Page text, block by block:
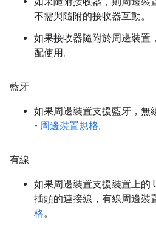
不需與隨附的接收器互動。
如果接收器隨附於周邊裝置
配使用。
藍牙
如果周邊裝置支援藍牙，無
- 周邊裝置規格。
有線
如果周邊裝置支援裝置上的
插頭的連接線，有線周邊裝
格。